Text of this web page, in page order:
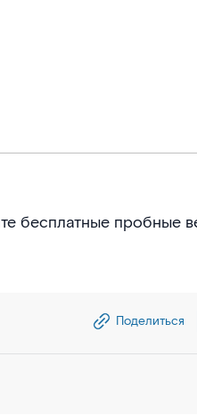
бесплатные пробные
Поделиться